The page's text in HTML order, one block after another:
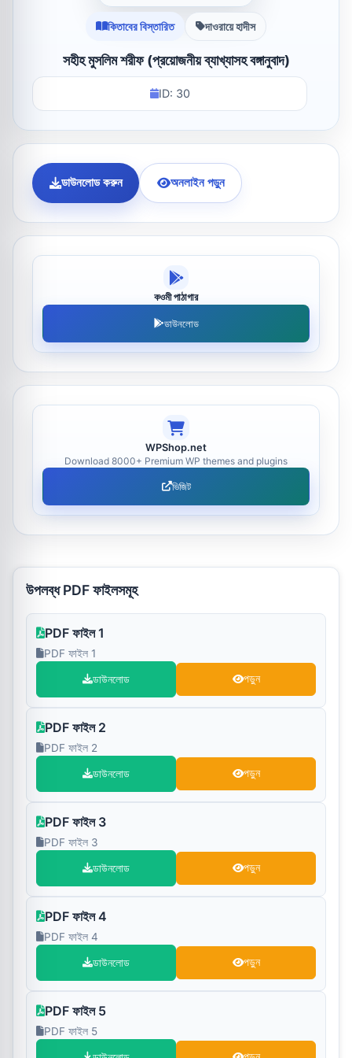
কিতাবের বিস্তারিত দাওরায়ে হাদীস
সহীহ মুসলিম শরীফ (প্রয়োজনীয় ব্যাখ্যাসহ বঙ্গানুবাদ)
ID: 30
ডাউনলোড করুন অনলাইন পড়ুন
কওমী পাঠাগার
ডাউনলোড
WPShop.net
Download 8000+ Premium WP themes and plugins
ভিজিট
উপলব্ধ PDF ফাইলসমূহ
PDF ফাইল 1
PDF ফাইল 1
ডাউনলোড পড়ুন
PDF ফাইল 2
PDF ফাইল 2
ডাউনলোড পড়ুন
PDF ফাইল 3
PDF ফাইল 3
ডাউনলোড পড়ুন
PDF ফাইল 4
PDF ফাইল 4
ডাউনলোড পড়ুন
PDF ফাইল 5
PDF ফাইল 5